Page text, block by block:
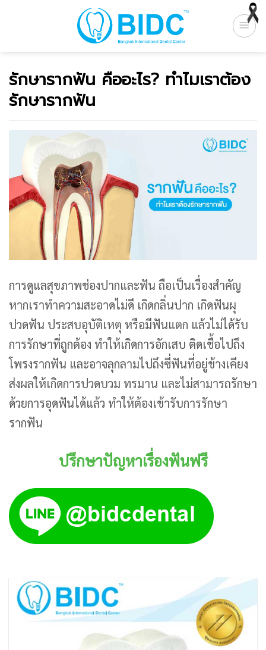
content
รักษารากฟัน คืออะไร? ทำไมเราต้อง
รักษารากฟัน
การดูแลสุขภาพช่องปากและฟัน ถือเป็นเรื่องสำคัญ
หากเราทำความสะอาดไม่ดี เกิดกลิ่นปาก เกิดฟันผุ
ปวดฟัน ประสบอุบัติเหตุ หรือมีฟันแตก แล้วไม่ได้รับ
การรักษาที่ถูกต้อง ทำให้เกิดการอักเสบ ติดเชื้อไปถึง
โพรงรากฟัน และอาจลุกลามไปถึงซี่ฟันที่อยู่ข้างเคียง
ส่งผลให้เกิดการปวดบวม ทรมาน และไม่สามารถรักษา
ด้วยการอุดฟันได้แล้ว ทำให้ต้องเข้ารับการรักษา
รากฟัน
ปรึกษาปัญหาเรื่องฟันฟรี